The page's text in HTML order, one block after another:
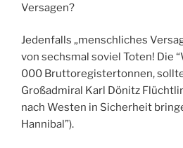
Versagen?
Jedenfalls „menschliches
von sechsmal soviel Toten! Die
000 Bruttoregistertonnen,
Großadmiral Karl Dönitz
nach Westen in Sicherheit
Hannibal”).